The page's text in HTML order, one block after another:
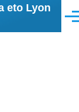
eto Lyon